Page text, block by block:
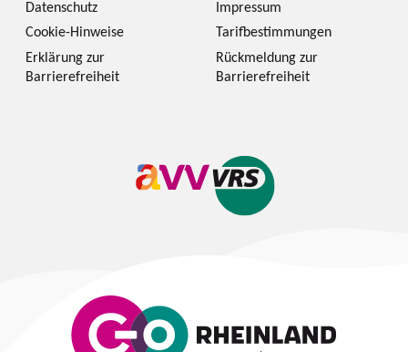
Datenschutz
Impressum
Cookie-Hinweise
Tarifbestimmungen
Erklärung zur
Barrierefreiheit
Rückmeldung zur
Barrierefreiheit